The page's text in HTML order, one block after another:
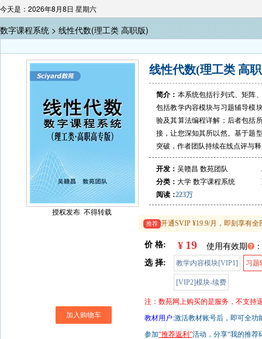
今天是：2026年8月8日 星期六
数字课程系统 > 线性代数(理工类 高职版)
授权发布 不得转载
线性代数(理工类 高
简介： 本系统包括行列式、矩阵
包括教学内容模块与习题辅导模
验及其算法编程详解；后者包括
接，让您深知其所以然。基于题
突破，作者团队持续在线点评与
开发： 吴赣昌 数苑团队
分类： 大学 数字课程系统
阅读：223万
推荐 开通SVIP ¥19.9/月，即刻享有
价 格: ¥ 19 使用有效期
：
选 择:
教学内容模块[VIP1] 习题
[VIP2]模块-续费
注：数苑网上购买的是服务，不支持
教材用户:激活教材账号后，即可全功
参加“推荐返利”活动，分享“我的推荐
加入购物车